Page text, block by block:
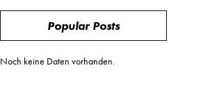
Popular Posts
Noch keine Daten vorhanden.